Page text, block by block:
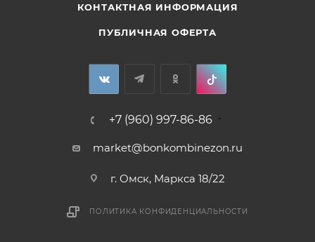
КОНТАКТНАЯ ИНФОРМАЦИЯ
ПУБЛИЧНАЯ ОФЕРТА
+7 (960) 997-86-86
market@bonkombinezon.ru
г. Омск, Маркса 18/22
ПОЛИТИКА КОНФИДЕНЦИАЛЬНОСТИ